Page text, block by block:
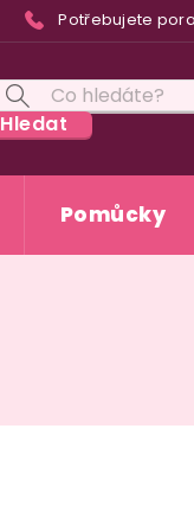
Potřebujete
Hledat
Pomůcky